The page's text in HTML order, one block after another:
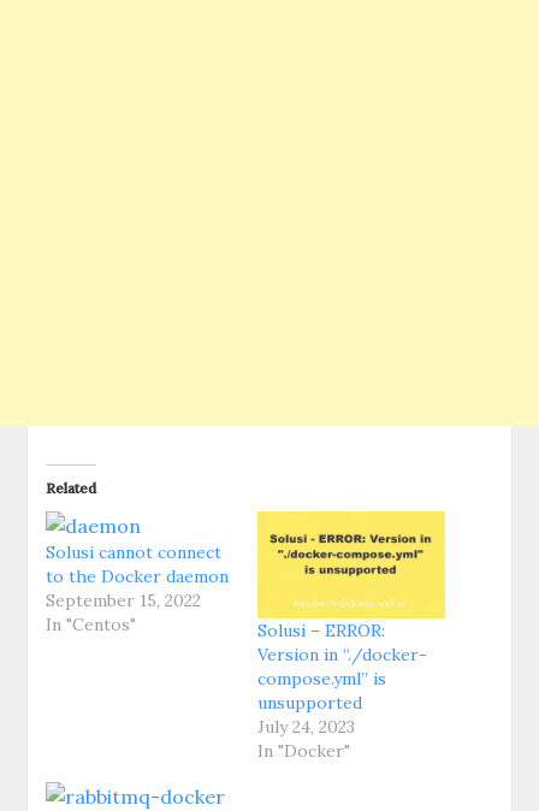
Related
Solusi cannot connect
to the Docker daemon
September 15, 2022
In "Centos"
Solusi – ERROR:
Version in “./docker-
compose.yml” is
unsupported
July 24, 2023
In "Docker"